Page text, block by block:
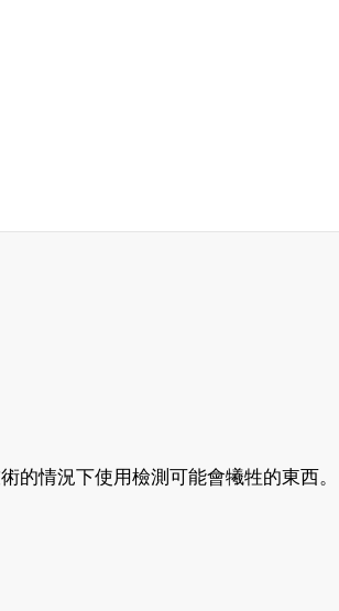
的情況下使用檢測可能會犧牲的東西。